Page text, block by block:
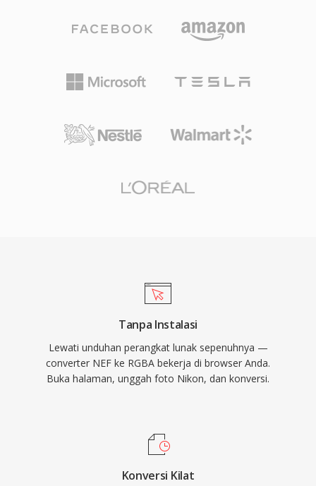
Tanpa Instalasi
Lewati unduhan perangkat lunak sepenuhnya —
converter NEF ke RGBA bekerja di browser Anda.
Buka halaman, unggah foto Nikon, dan konversi.
Konversi Kilat